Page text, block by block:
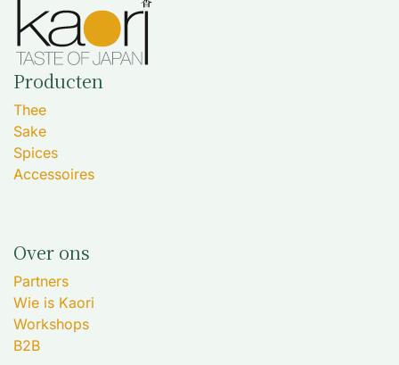
Producten
Thee
Sake
Spices
Accessoires
Over ons
Partners
Wie is Kaori
Workshops
B2B